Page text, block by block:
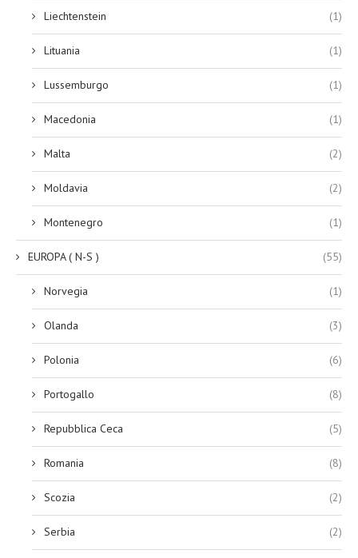
Liechtenstein (1)
Lituania (1)
Lussemburgo (1)
Macedonia (1)
Malta (2)
Moldavia (2)
Montenegro (1)
EUROPA ( N-S ) (55)
Norvegia (1)
Olanda (3)
Polonia (6)
Portogallo (8)
Repubblica Ceca (5)
Romania (8)
Scozia (2)
Serbia (2)